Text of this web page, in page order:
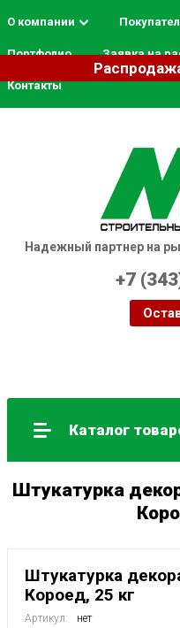
О компании
Портфолио Заявка на
Контакты
Надежный партнер на
+7
Каталог
Штукатурка
Штукатурка
Короед, 25 кг
Артикул: нет